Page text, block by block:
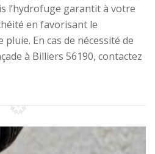
l’hydrofuge garantit à votre
en favorisant le
pluie. En cas de nécessité de
à Billiers 56190, contactez